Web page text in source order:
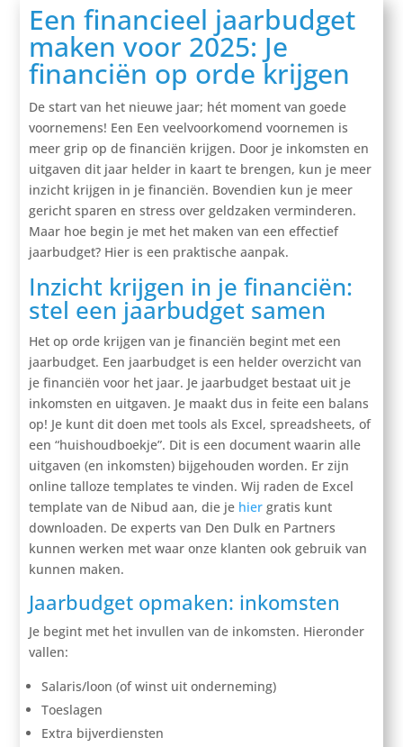
Een financieel jaarbudget
maken voor 2025: Je
financiën op orde krijgen
De start van het nieuwe jaar; hét moment van goede
voornemens! Een Een veelvoorkomend voornemen is
meer grip op de financiën krijgen. Door je inkomsten en
uitgaven dit jaar helder in kaart te brengen, kun je meer
inzicht krijgen in je financiën. Bovendien kun je meer
gericht sparen en stress over geldzaken verminderen.
Maar hoe begin je met het maken van een effectief
jaarbudget? Hier is een praktische aanpak.
Inzicht krijgen in je financiën:
stel een jaarbudget samen
Het op orde krijgen van je financiën begint met een
jaarbudget. Een jaarbudget is een helder overzicht van
je financiën voor het jaar. Je jaarbudget bestaat uit je
inkomsten en uitgaven. Je maakt dus in feite een balans
op! Je kunt dit doen met tools als Excel, spreadsheets, of
een “huishoudboekje”. Dit is een document waarin alle
uitgaven (en inkomsten) bijgehouden worden. Er zijn
online talloze templates te vinden. Wij raden de Excel
template van de Nibud aan, die je hier gratis kunt
downloaden. De experts van Den Dulk en Partners
kunnen werken met waar onze klanten ook gebruik van
kunnen maken.
Jaarbudget opmaken: inkomsten
Je begint met het invullen van de inkomsten. Hieronder
vallen:
Salaris/loon (of winst uit onderneming)
Toeslagen
Extra bijverdiensten